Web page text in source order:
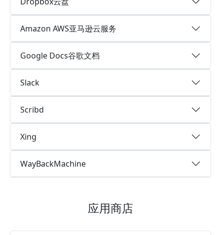
Amazon AWS亚马逊云服务
Google Docs谷歌文档
Slack
Scribd
Xing
WayBackMachine
应用商店